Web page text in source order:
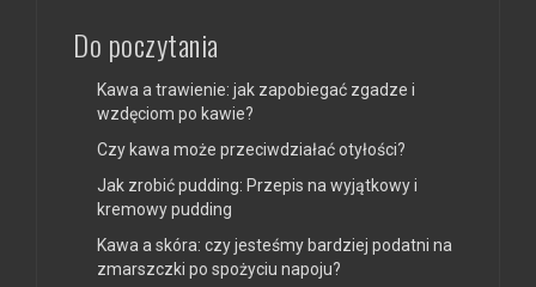
Do poczytania
Kawa a trawienie: jak zapobiegać zgadze i
wzdęciom po kawie?
Czy kawa może przeciwdziałać otyłości?
Jak zrobić pudding: Przepis na wyjątkowy i
kremowy pudding
Kawa a skóra: czy jesteśmy bardziej podatni na
zmarszczki po spożyciu napoju?